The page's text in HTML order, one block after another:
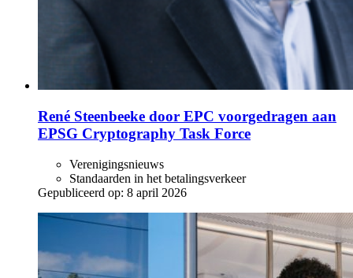
René Steenbeeke door EPC voorgedragen aan
EPSG Cryptography Task Force
Verenigingsnieuws
Standaarden in het betalingsverkeer
Gepubliceerd op: 8 april 2026